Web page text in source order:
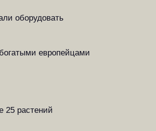
оборудовать
европейцами
25 растений